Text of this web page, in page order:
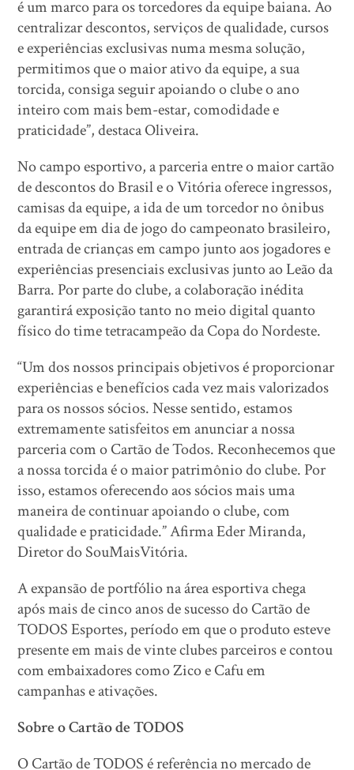
é um marco para os torcedores da equipe baiana. Ao
centralizar descontos, serviços de qualidade, cursos
e experiências exclusivas numa mesma solução,
permitimos que o maior ativo da equipe, a sua
torcida, consiga seguir apoiando o clube o ano
inteiro com mais bem-estar, comodidade e
praticidade”, destaca Oliveira.
No campo esportivo, a parceria entre o maior cartão
de descontos do Brasil e o Vitória oferece ingressos,
camisas da equipe, a ida de um torcedor no ônibus
da equipe em dia de jogo do campeonato brasileiro,
entrada de crianças em campo junto aos jogadores e
experiências presenciais exclusivas junto ao Leão da
Barra. Por parte do clube, a colaboração inédita
garantirá exposição tanto no meio digital quanto
físico do time tetracampeão da Copa do Nordeste.
“Um dos nossos principais objetivos é proporcionar
experiências e benefícios cada vez mais valorizados
para os nossos sócios. Nesse sentido, estamos
extremamente satisfeitos em anunciar a nossa
parceria com o Cartão de Todos. Reconhecemos que
a nossa torcida é o maior patrimônio do clube. Por
isso, estamos oferecendo aos sócios mais uma
maneira de continuar apoiando o clube, com
qualidade e praticidade.” Afirma Eder Miranda,
Diretor do SouMaisVitória.
A expansão de portfólio na área esportiva chega
após mais de cinco anos de sucesso do Cartão de
TODOS Esportes, período em que o produto esteve
presente em mais de vinte clubes parceiros e contou
com embaixadores como Zico e Cafu em
campanhas e ativações.
Sobre o Cartão de TODOS
O Cartão de TODOS é referência no mercado de